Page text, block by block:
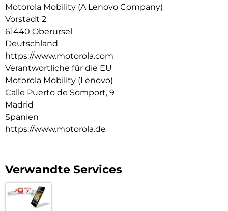
und Dolby Atmos-Sound an. Und das alles mit einem
hochwertigen Look-and-Feel, und in einer Qualität, die auf
Langlebigkeit ausgelegt ist. Das neue moto g17 ist in jeder
Hinsicht ein Gewinner.
Motorola Mobility (A Lenovo Company)
Vorstadt 2
61440 Oberursel
Deutschland
https://www.motorola.com
Verantwortliche für die EU
Motorola Mobility (Lenovo)
Calle Puerto de Somport, 9
Madrid
Spanien
https://www.motorola.de
Verwandte Services